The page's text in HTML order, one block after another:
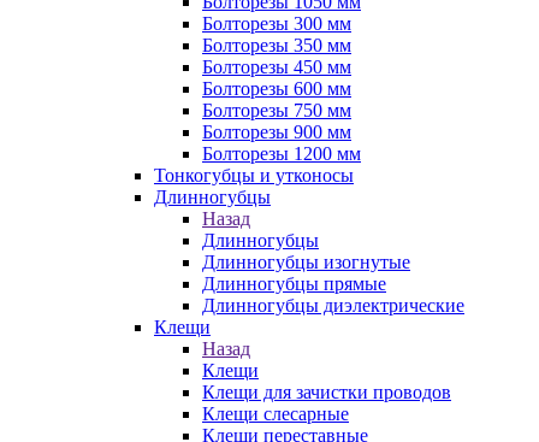
Болторезы 300 мм
Болторезы 350 мм
Болторезы 450 мм
Болторезы 600 мм
Болторезы 750 мм
Болторезы 900 мм
Болторезы 1200 мм
Тонкогубцы и утконосы
Длинногубцы
Назад
Длинногубцы
Длинногубцы изогнутые
Длинногубцы прямые
Длинногубцы диэлектрические
Клещи
Назад
Клещи
Клещи для зачистки проводов
Клещи слесарные
Клещи переставные